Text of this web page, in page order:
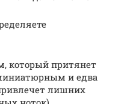
который притянет
и едва
лишних